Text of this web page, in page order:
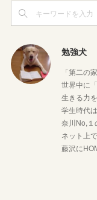
勉強犬
「第二の
世界中に
生きる力
学生時代
奈川No,
ネット上
藤沢に